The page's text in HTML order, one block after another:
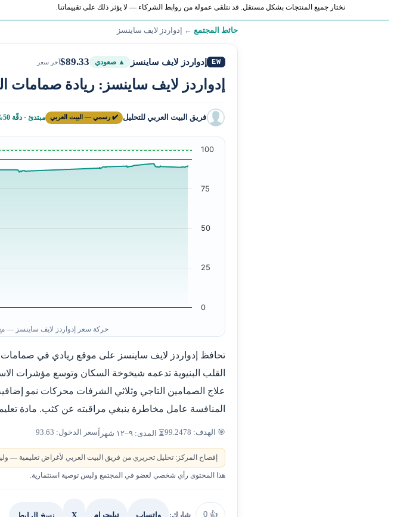
نختار جميع المنتجات بشكل مستقل. قد نتلقى عمولة من روابط الشركاء — لا يؤثر ذلك على تقييماتنا.
حائط المجتمع ← إدواردز لايف ساينسز
EW إدواردز لايف ساينسز ▲ صعودي $89.33آخر سعر
إدواردز لايف ساينسز: ريادة صمامات
فريق البيت العربي للتحليل ✔️ رسمي — البيت العربي مبتدئ · دقّة 50% · 4 توقّع
0
25
50
75
100
حركة سعر إدواردز لايف ساينسز —
تحافظ إدواردز لايف ساينسز على موقع ريادي في
القلب البنيوية تدعمه شيخوخة السكان وتوسع مؤشرات
علاج الصمامين التاجي وثلاثي الشرفات محركات نمو
المنافسة عامل مخاطرة ينبغي مراقبته عن كثب. مادة
🎯 الهدف: 99.2478 ⏳ المدى: ٩–١٢ شهراً سعر الدخول: 93.63
إفصاح المركز: تحليل تحريري من فريق البيت العربي لأغراض تعليمية —
هذا المحتوى رأي شخصي لعضو في المجتمع وليس توصية استثمارية.
👍
0 شارك: واتساب تيليجرام X نسخ الرابط